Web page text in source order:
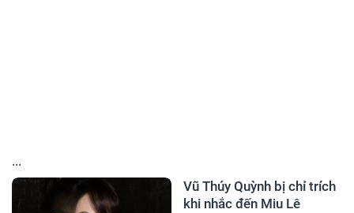
...
Vũ Thúy Quỳnh bị chỉ trích
khi nhắc đến Miu Lê